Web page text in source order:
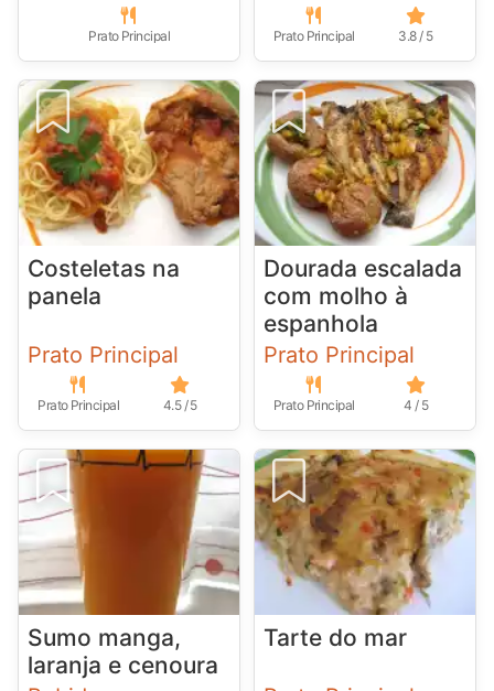
Prato Principal Prato Principal 3.8 / 5
Costeletas na
panela
Prato Principal
Prato Principal 4.5 / 5
Dourada escalada
com molho à
espanhola
Prato Principal
Prato Principal 4 / 5
Sumo manga,
laranja e cenoura
Tarte do mar